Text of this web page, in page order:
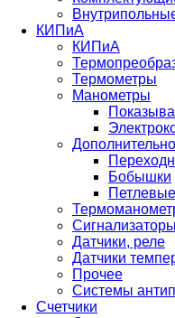
КИПиА
КИПиА
Термометры
Манометры
Бобышки
Датчики, реле
Датчики
Прочее
Системы
Счетчики